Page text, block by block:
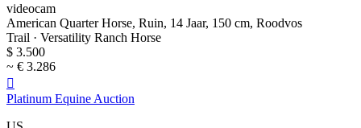
videocam
American Quarter Horse, Ruin, 14 Jaar, 150 cm, Roodvos
Trail · Versatility Ranch Horse
$ 3.500
~ € 3.286

Platinum Equine Auction